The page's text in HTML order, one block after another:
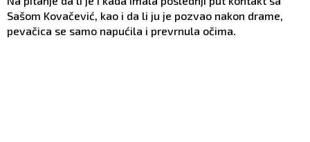
Sašom Kovačević, kao i da li ju je pozvao nakon drame,
pevačica se samo napućila i prevrnula očima.